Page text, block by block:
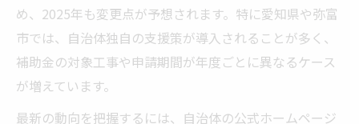
め、2025年も変更点が予想されます。特に愛知県や弥富
市では、自治体独自の支援策が導入されることが多く、
補助金の対象工事や申請期間が年度ごとに異なるケース
が増えています。
最新の動向を把握するには、自治体の公式ホームページ